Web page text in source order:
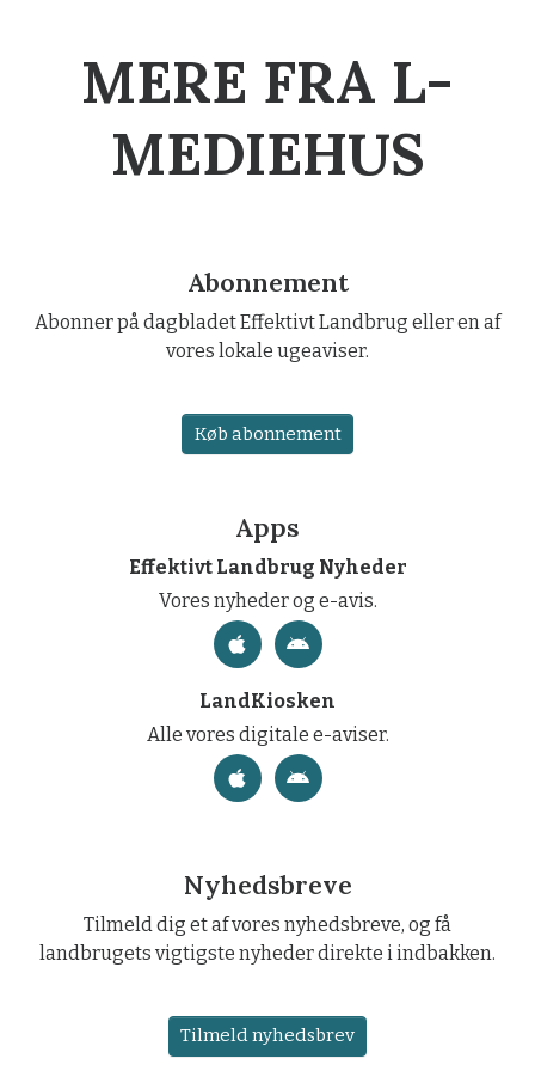
MERE FRA L-
MEDIEHUS
Abonnement
Abonner på dagbladet Effektivt Landbrug eller en af
vores lokale ugeaviser.
Køb abonnement
Apps
Effektivt Landbrug Nyheder
Vores nyheder og e-avis.
LandKiosken
Alle vores digitale e-aviser.
Nyhedsbreve
Tilmeld dig et af vores nyhedsbreve, og få
landbrugets vigtigste nyheder direkte i indbakken.
Tilmeld nyhedsbrev